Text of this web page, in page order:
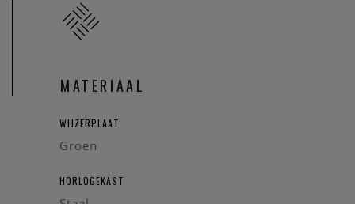
MATERIAAL
WIJZERPLAAT
Groen
HORLOGEKAST